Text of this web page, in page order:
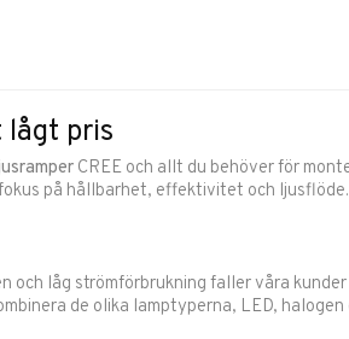
lågt pris
CREE och allt du behöver för
på hållbarhet, effektivitet och ljusflöde.
låg strömförbrukning faller våra kunder
de olika lamptyperna, LED, halogen